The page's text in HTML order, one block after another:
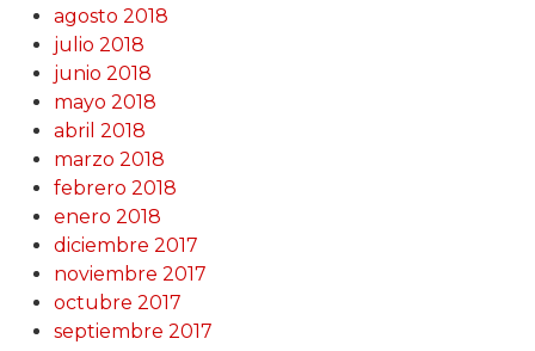
agosto 2018
julio 2018
junio 2018
mayo 2018
abril 2018
marzo 2018
febrero 2018
enero 2018
diciembre 2017
noviembre 2017
octubre 2017
septiembre 2017